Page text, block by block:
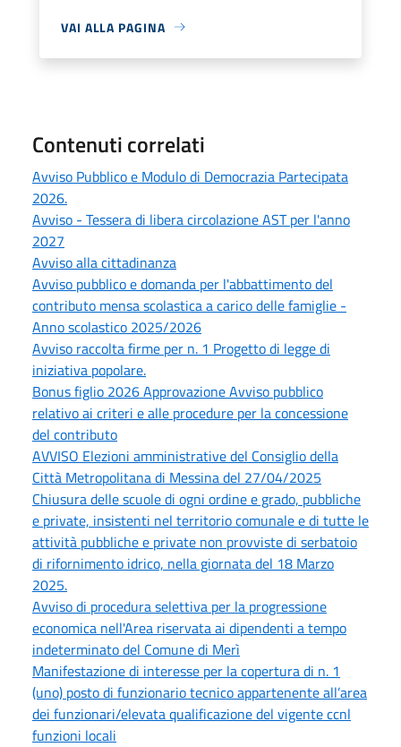
VAI ALLA PAGINA
Contenuti correlati
Avviso Pubblico e Modulo di Democrazia Partecipata
2026.
Avviso - Tessera di libera circolazione AST per l'anno
2027
Avviso alla cittadinanza
Avviso pubblico e domanda per l'abbattimento del
contributo mensa scolastica a carico delle famiglie -
Anno scolastico 2025/2026
Avviso raccolta firme per n. 1 Progetto di legge di
iniziativa popolare.
Bonus figlio 2026 Approvazione Avviso pubblico
relativo ai criteri e alle procedure per la concessione
del contributo
AVVISO Elezioni amministrative del Consiglio della
Città Metropolitana di Messina del 27/04/2025
Chiusura delle scuole di ogni ordine e grado, pubbliche
e private, insistenti nel territorio comunale e di tutte le
attività pubbliche e private non provviste di serbatoio
di rifornimento idrico, nella giornata del 18 Marzo
2025.
Avviso di procedura selettiva per la progressione
economica nell'Area riservata ai dipendenti a tempo
indeterminato del Comune di Merì
Manifestazione di interesse per la copertura di n. 1
(uno) posto di funzionario tecnico appartenente all’area
dei funzionari/elevata qualificazione del vigente ccnl
funzioni locali